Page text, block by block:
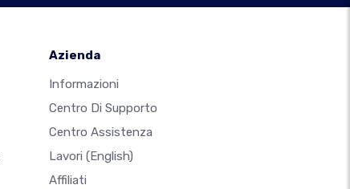
Azienda
Informazioni
Centro Di Supporto
Centro Assistenza
Lavori (English)
Affiliati